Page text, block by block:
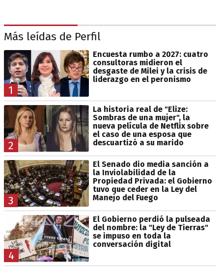
Más leídas de Perfil
1
Encuesta rumbo a 2027: cuatro
consultoras midieron el
desgaste de Milei y la crisis de
liderazgo en el peronismo
2
La historia real de "Elize:
Sombras de una mujer", la
nueva película de Netflix sobre
el caso de una esposa que
descuartizó a su marido
3
El Senado dio media sanción a
la Inviolabilidad de la
Propiedad Privada: el Gobierno
tuvo que ceder en la Ley del
Manejo del Fuego
4
El Gobierno perdió la pulseada
del nombre: la "Ley de Tierras"
se impuso en toda la
conversación digital